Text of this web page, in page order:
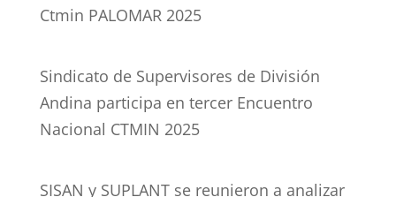
Ctmin PALOMAR 2025
Sindicato de Supervisores de División
Andina participa en tercer Encuentro
Nacional CTMIN 2025
SISAN y SUPLANT se reunieron a analizar